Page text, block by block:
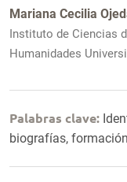
Mariana Cecilia
Instituto de Ciencias
Humanidades
Palabras clave:
biografías,